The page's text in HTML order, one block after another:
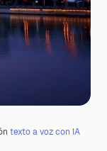
texto a voz con IA